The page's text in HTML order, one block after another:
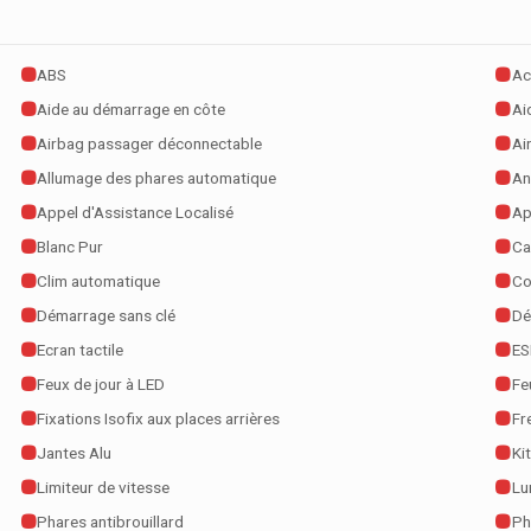
ABS
Aide au démarrage en côte
Airbag passager déconnectable
Allumage des phares automatique
Appel d'Assistance Localisé
Blanc Pur
Clim automatique
Démarrage sans clé
Ecran tactile
Feux de jour à LED
Fixations Isofix aux places arrières
Jantes Alu
Limiteur de vitesse
Phares antibrouillard